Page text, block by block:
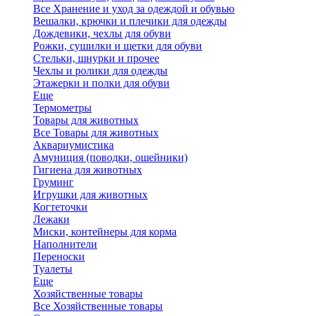
Все Хранение и уход за одеждой и обувью
Вешалки, крючки и плечики для одежды
Дождевики, чехлы для обуви
Рожки, сушилки и щетки для обуви
Стельки, шнурки и прочее
Чехлы и ролики для одежды
Этажерки и полки для обуви
Еще
Термометры
Товары для животных
Все Товары для животных
Аквариумистика
Амуниция (поводки, ошейники)
Гигиена для животных
Груминг
Игрушки для животных
Когтеточки
Лежаки
Миски, контейнеры для корма
Наполнители
Переноски
Туалеты
Еще
Хозяйственные товары
Все Хозяйственные товары